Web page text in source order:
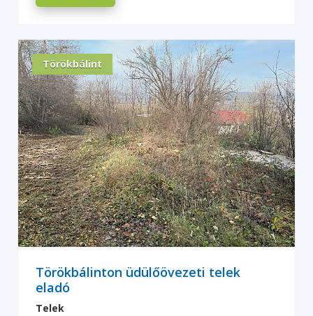
Törökbálint
Törökbálinton üdülőövezeti telek
eladó
Telek